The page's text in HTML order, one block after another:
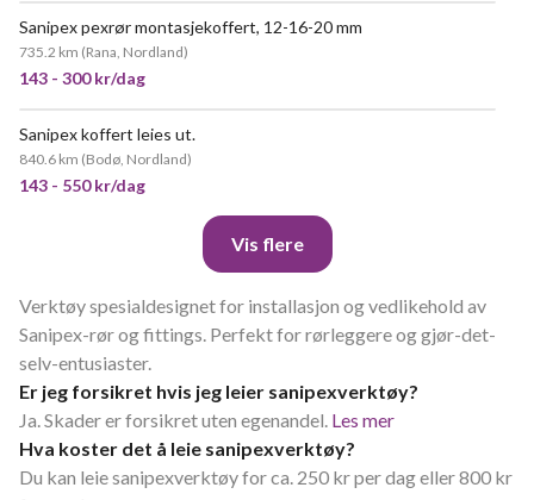
Sanipex pexrør montasjekoffert, 12-16-20 mm
735.2 km (Rana, Nordland)
143 - 300 kr/dag
Sanipex koffert leies ut.
840.6 km (Bodø, Nordland)
143 - 550 kr/dag
Vis flere
Verktøy spesialdesignet for installasjon og vedlikehold av
Sanipex-rør og fittings. Perfekt for rørleggere og gjør-det-
selv-entusiaster.
Er jeg forsikret hvis jeg leier sanipexverktøy?
Ja. Skader er forsikret uten egenandel. Les mer
Hva koster det å leie sanipexverktøy?
Du kan leie sanipexverktøy for ca. 250 kr per dag eller 800 kr